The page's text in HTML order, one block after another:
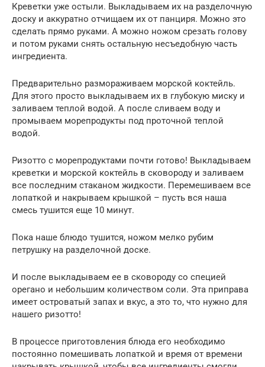
Креветки уже остыли. Выкладываем их на разделочную
доску и аккуратно отчищаем их от панциря. Можно это
сделать прямо руками. А можно ножом срезать голову
и потом руками снять остальную несъедобную часть
ингредиента.
Предварительно размораживаем морской коктейль.
Для этого просто выкладываем их в глубокую миску и
заливаем теплой водой. А после сливаем воду и
промываем морепродукты под проточной теплой
водой.
Ризотто с морепродуктами почти готово! Выкладываем
креветки и морской коктейль в сковороду и заливаем
все последним стаканом жидкости. Перемешиваем все
лопаткой и накрываем крышкой – пусть вся наша
смесь тушится еще 10 минут.
Пока наше блюдо тушится, ножом мелко рубим
петрушку на разделочной доске.
И после выкладываем ее в сковороду со специей
орегано и небольшим количеством соли. Эта приправа
имеет островатый запах и вкус, а это то, что нужно для
нашего ризотто!
В процессе приготовления блюда его необходимо
постоянно помешивать лопаткой и время от времени